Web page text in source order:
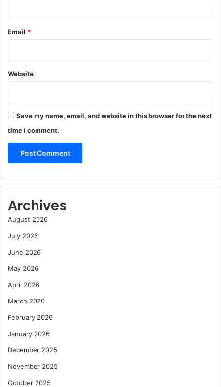
Email *
Website
Save my name, email, and website in this browser for the next
time I comment.
Archives
August 2026
July 2026
June 2026
May 2026
April 2026
March 2026
February 2026
January 2026
December 2025
November 2025
October 2025